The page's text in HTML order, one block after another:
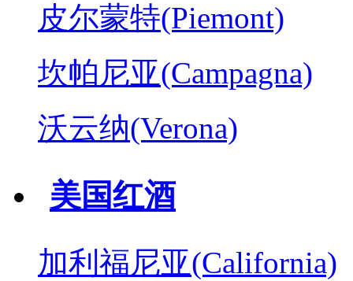
皮尔蒙特(Piemont)
坎帕尼亚(Campagna)
沃云纳(Verona)
美国红酒
加利福尼亚(California)